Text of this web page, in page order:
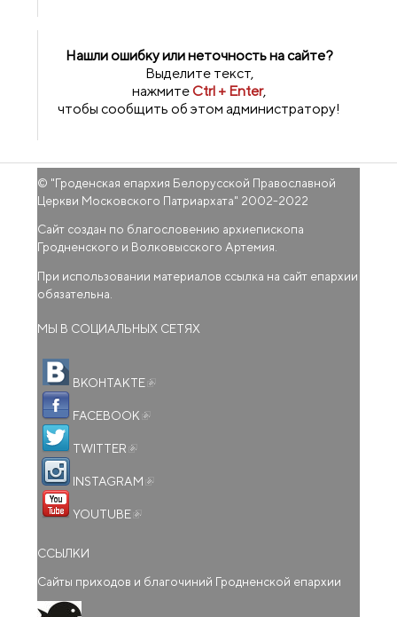
Нашли ошибку или неточность на сайте?
Выделите текст,
нажмитеCtrl + Enter,
чтобы сообщить об этом администратору!
© "Гроденская епархия Белорусской Православной
Церкви Московского Патриархата" 2002-2022
Сайт создан по благословению архиепископа
Гродненского и Волковысского Артемия.
При использовании материалов ссылка на сайт епархии
обязательна.
МЫ В СОЦИАЛЬНЫХ СЕТЯХ
ВКОНТАКТЕ
FACEBOOK
TWITTER
INSTAGRAM
YOUTUBE
ССЫЛКИ
Сайты приходов и благочиний Гродненской епархии